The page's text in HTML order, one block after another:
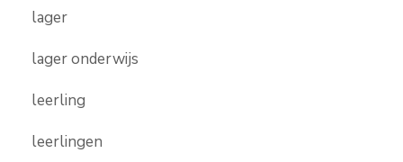
lager
lager onderwijs
leerling
leerlingen